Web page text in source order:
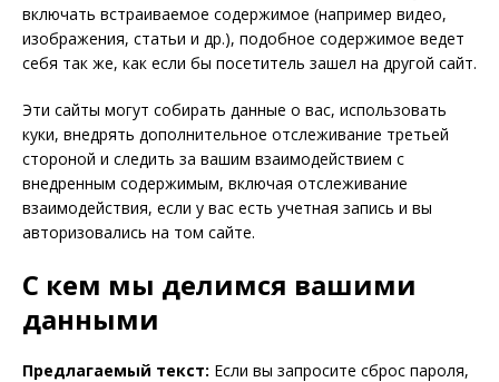
включать встраиваемое содержимое (например видео,
изображения, статьи и др.), подобное содержимое ведет
себя так же, как если бы посетитель зашел на другой сайт.
Эти сайты могут собирать данные о вас, использовать
куки, внедрять дополнительное отслеживание третьей
стороной и следить за вашим взаимодействием с
внедренным содержимым, включая отслеживание
взаимодействия, если у вас есть учетная запись и вы
авторизовались на том сайте.
С кем мы делимся вашими
данными
Предлагаемый текст: Если вы запросите сброс пароля,